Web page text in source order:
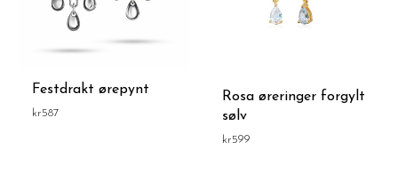
Festdrakt ørepynt
kr587
Rosa øreringer forgylt
sølv
kr599